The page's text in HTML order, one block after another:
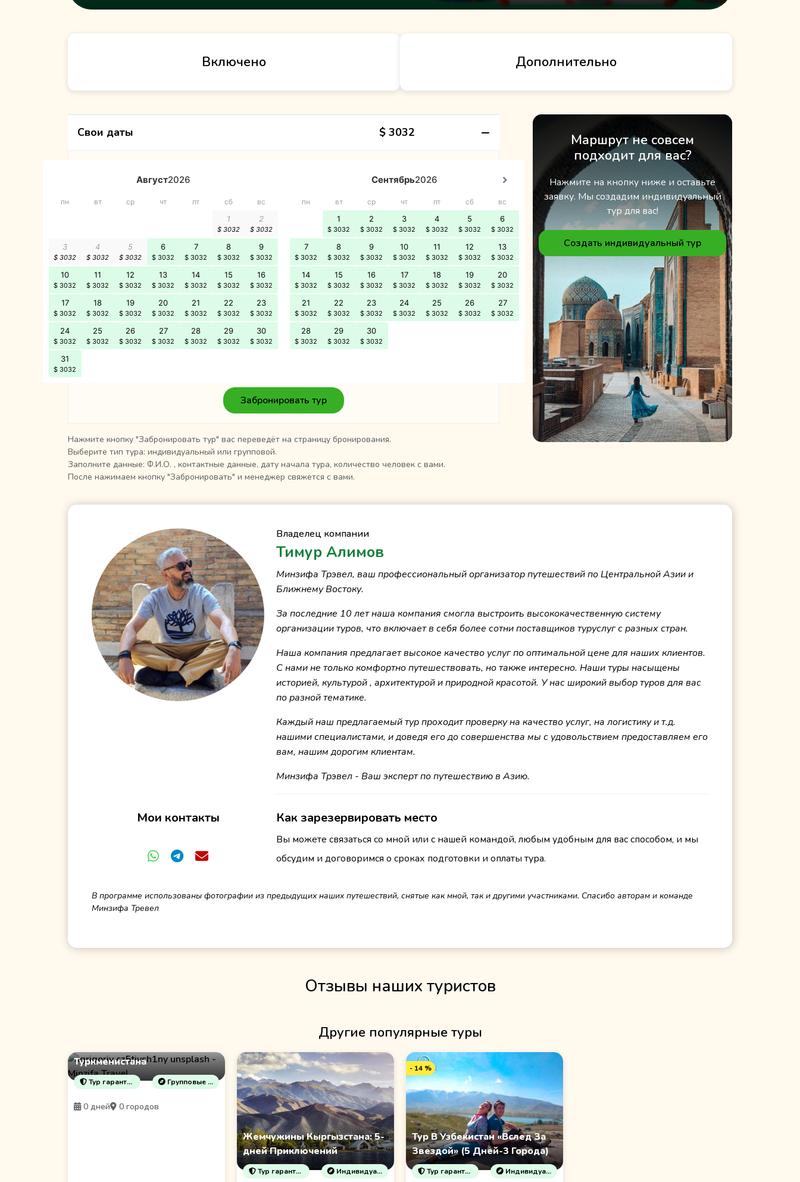
Включено Дополнительно
Свои даты $ 3032
Забронировать тур
Нажмите кнопку "Забронировать тур" вас переведёт на страницу бронирования.
Выберите тип тура: индивидуальный или групповой.
Заполните данные: Ф.И.О. , контактные данные, дату начала тура, количество человек с вами.
После нажимаем кнопку "Забронировать" и менеджер свяжется с вами.
Маршрут не совсем
подходит для вас?
Нажмите на кнопку ниже и оставьте
заявку. Мы создадим индивидуальный
тур для вас!
Создать индивидуальный тур
Владелец компании
Тимур Алимов
Минзифа Трэвел, ваш профессиональный организатор путешествий по Центральной Азии и
Ближнему Востоку.
За последние 10 лет наша компания смогла выстроить высококачественную систему
организации туров, что включает в себя более сотни поставщиков туруслуг с разных стран.
Наша компания предлагает высокое качество услуг по оптимальной цене для наших клиентов.
С нами не только комфортно путешествовать, но также интересно. Наши туры насыщены
историей, культурой , архитектурой и природной красотой. У нас широкий выбор туров для вас
по разной тематике.
Каждый наш предлагаемый тур проходит проверку на качество услуг, на логистику и т.д.
нашими специалистами, и доведя его до совершенства мы с удовольствием предоставляем его
вам, нашим дорогим клиентам.
Минзифа Трэвел - Ваш эксперт по путешествию в Азию.
Как зарезервировать место
Вы можете связаться со мной или с нашей командой, любым удобным для вас способом, и мы
обсудим и договоримся о сроках подготовки и оплаты тура.
Мои контакты
В программе использованы фотографии из предыдущих наших путешествий, снятые как мной, так и другими участниками. Спасибо авторам и команде
Минзифа Тревел
Отзывы наших туристов
Другие популярные туры
Туркменистана
Тур гарантирован! Групповые туры
0 дней 0 городов
Жемчужины Кыргызстана: 5-
дней Приключений
Тур гарантирован! Индивидуальные туры
- 14 %
Тур В Узбекистан «Вслед За
Звездой» (5 Дней-3 Города)
Тур гарантирован! Индивидуальные туры